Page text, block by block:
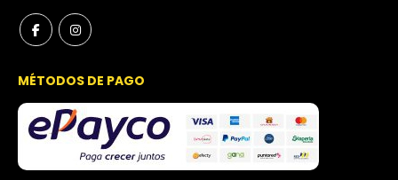
MÉTODOS DE PAGO